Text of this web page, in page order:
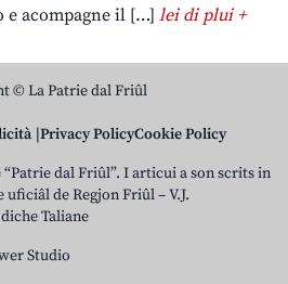
e acompagne il […] lei di plui +
© La Patrie dal Friûl
Privacy PolicyCookie Policy
dal Friûl”. I articui a son scrits in
de Regjon Friûl – V.J.
Taliane
Studio